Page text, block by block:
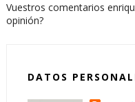
Vuestros comentarios
opinión?
DATOS